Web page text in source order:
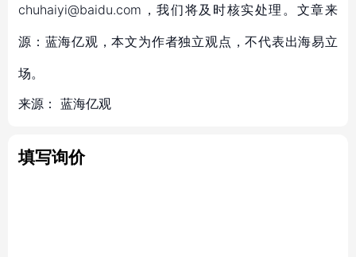
chuhaiyi@baidu.com，我们将及时核实处理。文章来
源：蓝海亿观，本文为作者独立观点，不代表出海易立
场。
来源： 蓝海亿观
填写询价